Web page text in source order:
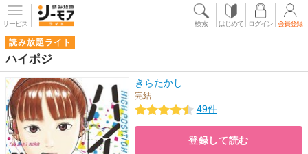
サービス 検索 はじめて ログイン 会員登録
読み放題ライト
ハイポジ
きらたかし
完結
49件
登録して読む